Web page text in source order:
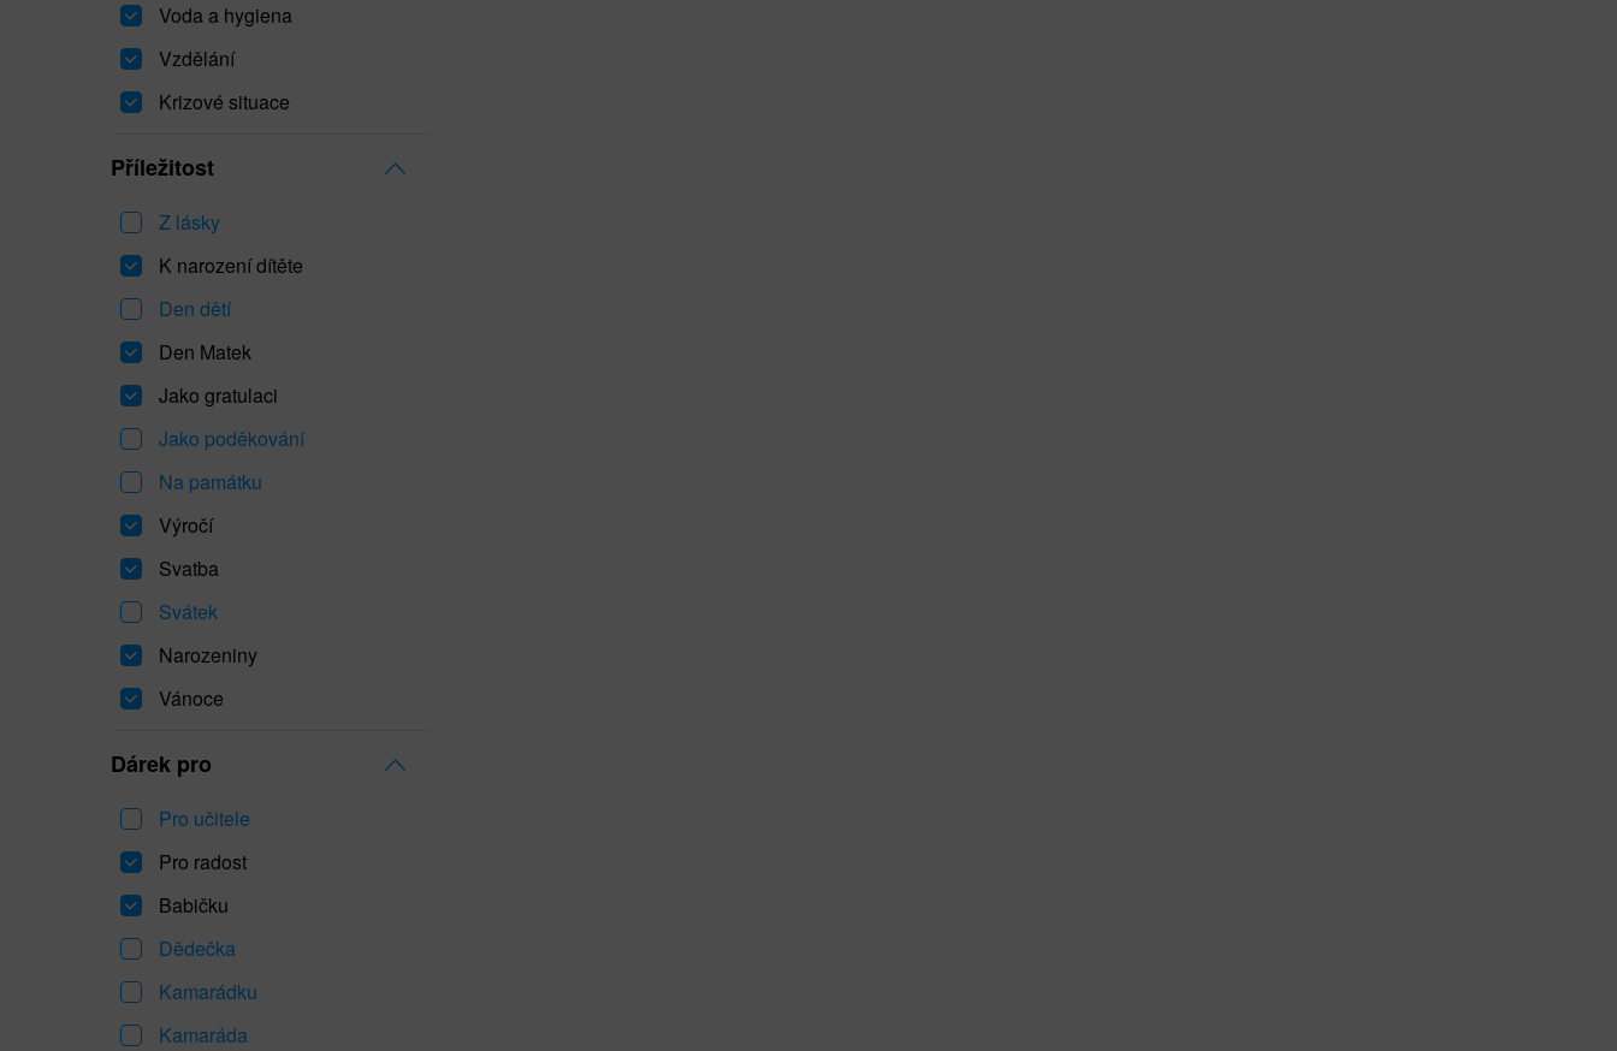
Voda a hygiena
Vzdělání
Krizové situace
Příležitost
Z lásky
K narození dítěte
Den dětí
Den Matek
Jako gratulaci
Jako poděkování
Na památku
Výročí
Svatba
Svátek
Narozeniny
Vánoce
Dárek pro
Pro učitele
Pro radost
Babičku
Dědečka
Kamarádku
Kamaráda